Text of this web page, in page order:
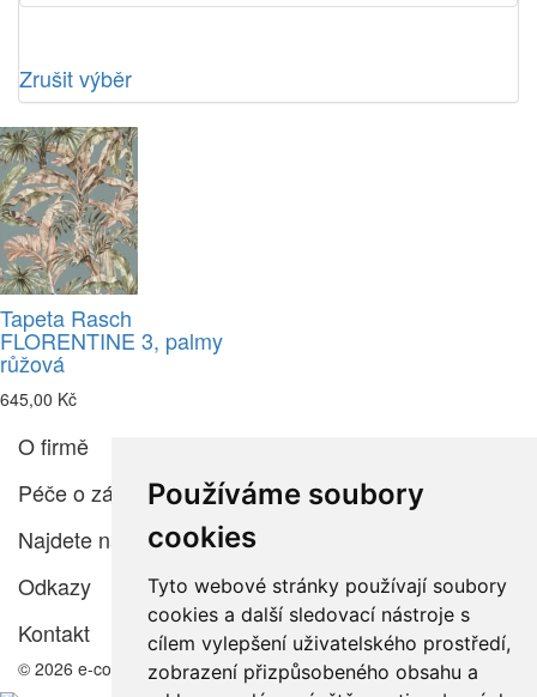
Používáme soubory
cookies
Tyto webové stránky používají soubory
cookies a další sledovací nástroje s
cílem vylepšení uživatelského prostředí,
zobrazení přizpůsobeného obsahu a
Zrušit výběr
Tapeta Rasch
FLORENTINE 3, palmy
růžová
645,00 Kč
O firmě
Péče o zákazníka
Najdete nás
Odkazy
Kontakt
© 2026 e-color.cz